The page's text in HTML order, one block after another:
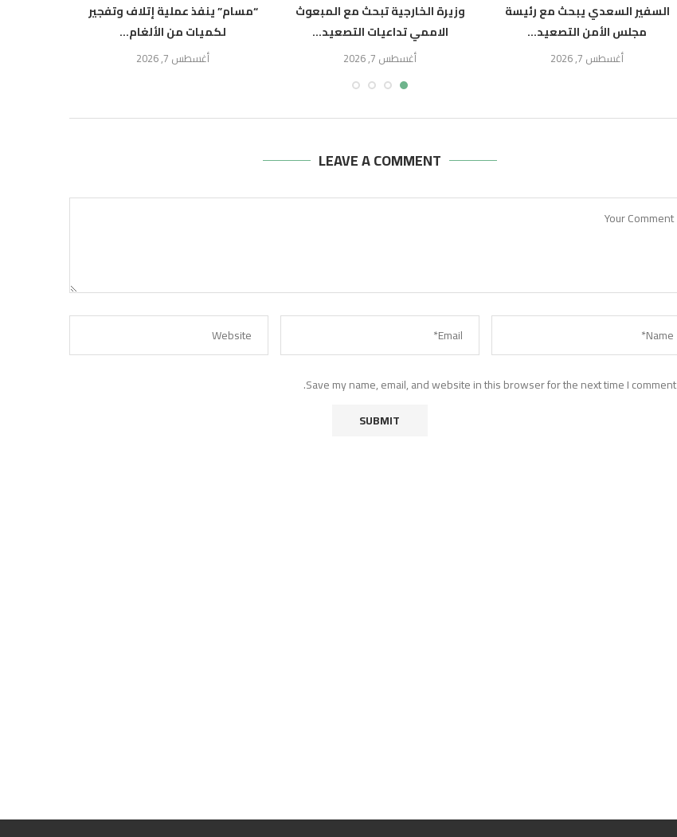
السفير السعدي يبحث مع رئيسة
مجلس الأمن التصعيد...
أغسطس 7, 2026
وزيرة الخارجية تبحث مع المبعوث
الاممي تداعيات التصعيد...
أغسطس 7, 2026
“مسام” ينفذ عملية إتلاف وتفجير
لكميات من الألغام...
أغسطس 7, 2026
LEAVE A COMMENT
Save my name, email, and website in this browser for the next time I comment.